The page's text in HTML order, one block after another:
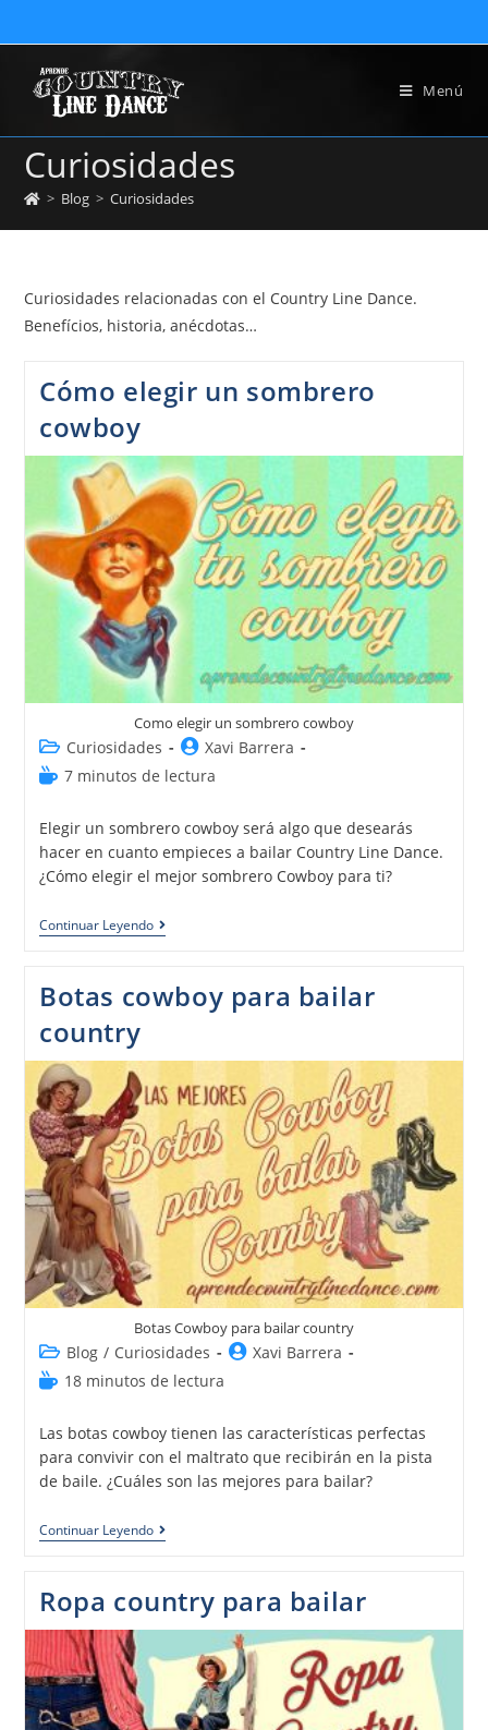
Menú
Curiosidades
> Blog > Curiosidades
Curiosidades relacionadas con el Country Line Dance.
Benefícios, historia, anécdotas…
Cómo elegir un sombrero
cowboy
Como elegir un sombrero cowboy
Curiosidades
Xavi Barrera
7 minutos de lectura
Elegir un sombrero cowboy será algo que desearás
hacer en cuanto empieces a bailar Country Line Dance.
¿Cómo elegir el mejor sombrero Cowboy para ti?
Continuar Leyendo
Botas cowboy para bailar
country
Botas Cowboy para bailar country
Blog / Curiosidades
Xavi Barrera
18 minutos de lectura
Las botas cowboy tienen las características perfectas
para convivir con el maltrato que recibirán en la pista
de baile. ¿Cuáles son las mejores para bailar?
Continuar Leyendo
Ropa country para bailar